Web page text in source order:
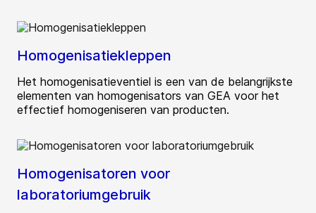
Homogenisatiekleppen
Het homogenisatieventiel is een van de belangrijkste
elementen van homogenisators van GEA voor het
effectief homogeniseren van producten.
Homogenisatoren voor
laboratoriumgebruik